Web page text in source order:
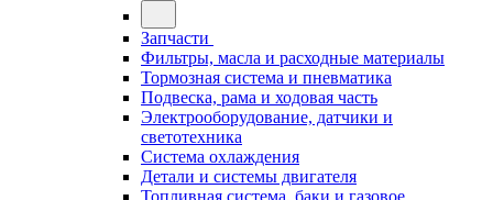
Запчасти
Фильтры, масла и расходные материалы
Тормозная система и пневматика
Подвеска, рама и ходовая часть
Электрооборудование, датчики и
светотехника
Система охлаждения
Детали и системы двигателя
Топливная система, баки и газовое